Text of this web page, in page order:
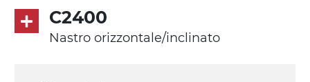
Trasmissione
diretta in traino (lato sinistro), riduttore
con frizione, motore asincrono trifase
C2400
Nastro orizzontale/inclinato